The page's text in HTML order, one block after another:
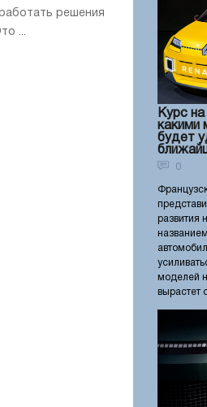
решения
...
Курс
какими
будет
0
развития
моделей
вырастет